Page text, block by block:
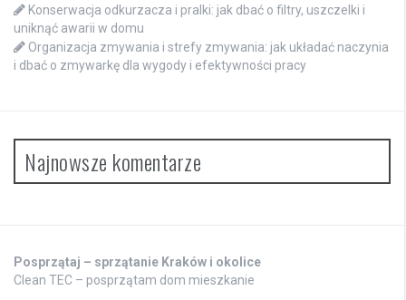
Konserwacja odkurzacza i pralki: jak dbać o filtry, uszczelki i
uniknąć awarii w domu
Organizacja zmywania i strefy zmywania: jak układać naczynia
i dbać o zmywarkę dla wygody i efektywności pracy
Najnowsze komentarze
Posprzątaj – sprzątanie Kraków i okolice
Clean TEC – posprzątam dom mieszkanie